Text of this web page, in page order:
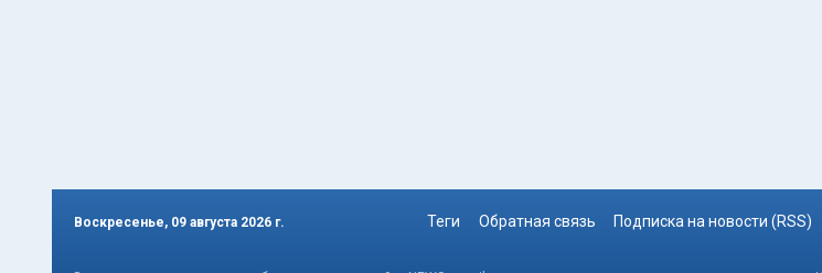
Воскресенье, 09 августа 2026 г. Теги Обратная связь Подписка на новости (RSS)